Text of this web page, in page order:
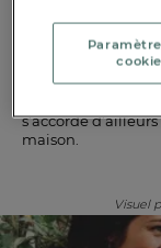
réchauffer les
couverture, la
pièces de la
inspirée des
s’accorde
maison.
Visuel